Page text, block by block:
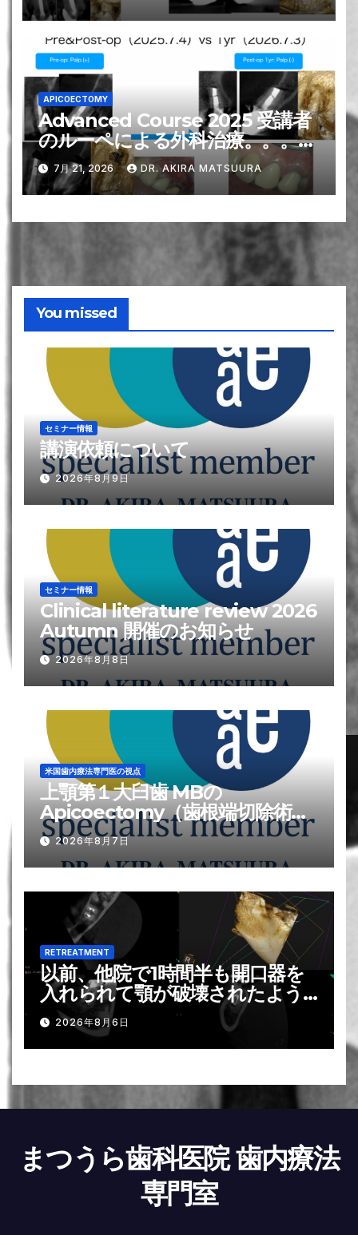
APICOECTOMY
Advanced Course 2025 受講者
のルーペによる外科治療。。。わ
かる誰かにSuperviseしてもらえ
ば、マイクロがなくても90%の
成功を叩き出すことができる〜
#10 Apicoectomyと1yr recall
7月 21, 2026 DR. AKIRA MATSUURA
You missed
セミナー情報
講演依頼について
2026年8月9日
セミナー情報
Clinical literature review 2026
Autumn 開催のお知らせ
2026年8月8日
米国歯内療法専門医の視点
上顎第１大臼歯 MBの
Apicoectomy（歯根端切除術）
が難しい?理由
2026年8月7日
RETREATMENT
以前、他院で1時間半も開口器を
入れられて顎が破壊されたよう
になり, それがトラウマで歯の神
経の治療は苦手です？！。。。そ
れを解消する方法は？ー#31 Re-
2026年8月6日
まつうら歯科医院 歯内療法
専門室